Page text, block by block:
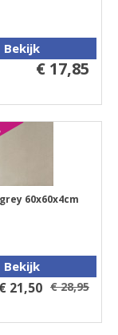
Bekijk
€ 17,85
60x60x4cm
Bekijk
€ 21,50 € 28,95